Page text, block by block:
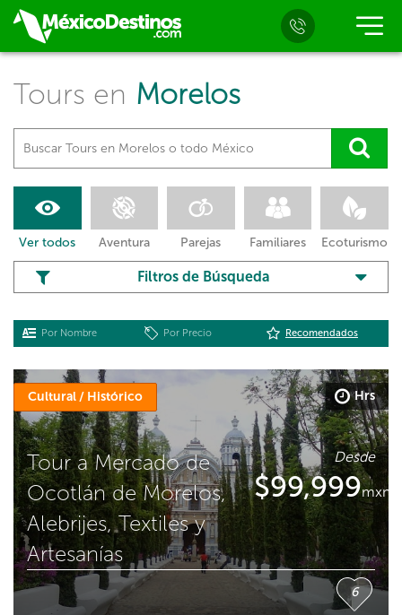
Tours en Morelos
Ver todos Aventura Parejas Familiares Ecoturismo
Filtros de Búsqueda
Por Nombre Por Precio Recomendados
Cultural / Histórico Hrs
Tour a Mercado de
Ocotlán de Morelos,
Alebrijes, Textiles y
Artesanías
Desde
$99,999mxn
6